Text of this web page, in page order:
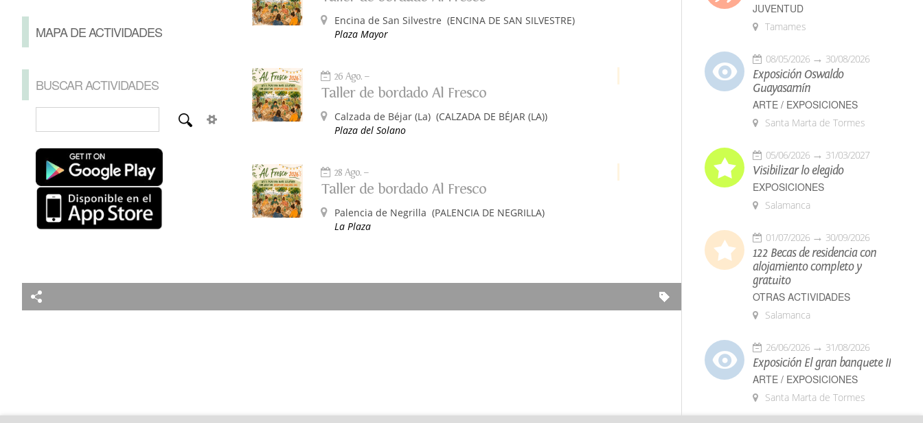
MAPA DE ACTIVIDADES
BUSCAR ACTIVIDADES
Encina de San Silvestre (ENCINA DE SAN SILVESTRE)
Plaza Mayor
26 Ago.
Taller de bordado Al Fresco
Calzada de Béjar (La) (CALZADA DE BÉJAR (LA))
Plaza del Solano
28 Ago.
Taller de bordado Al Fresco
Palencia de Negrilla (PALENCIA DE NEGRILLA)
La Plaza
JUVENTUD
Tamames
08/05/2026 30/08/2026
Exposición Oswaldo
Guayasamín
ARTE / EXPOSICIONES
Santa Marta de Tormes
05/06/2026 31/03/2027
Visibilizar lo elegido
EXPOSICIONES
Salamanca
01/07/2026 30/09/2026
122 Becas de residencia con
alojamiento completo y
gratuito
OTRAS ACTIVIDADES
Salamanca
26/06/2026 31/08/2026
Exposición El gran banquete II
ARTE / EXPOSICIONES
Santa Marta de Tormes